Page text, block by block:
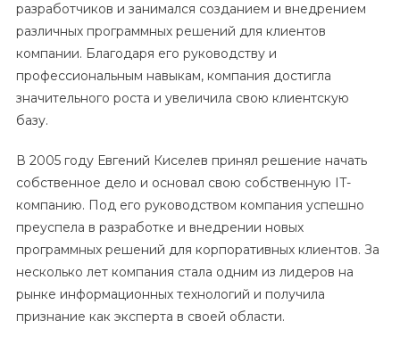
разработчиков и занимался созданием и внедрением
различных программных решений для клиентов
компании. Благодаря его руководству и
профессиональным навыкам, компания достигла
значительного роста и увеличила свою клиентскую
базу.
В 2005 году Евгений Киселев принял решение начать
собственное дело и основал свою собственную IT-
компанию. Под его руководством компания успешно
преуспела в разработке и внедрении новых
программных решений для корпоративных клиентов. За
несколько лет компания стала одним из лидеров на
рынке информационных технологий и получила
признание как эксперта в своей области.